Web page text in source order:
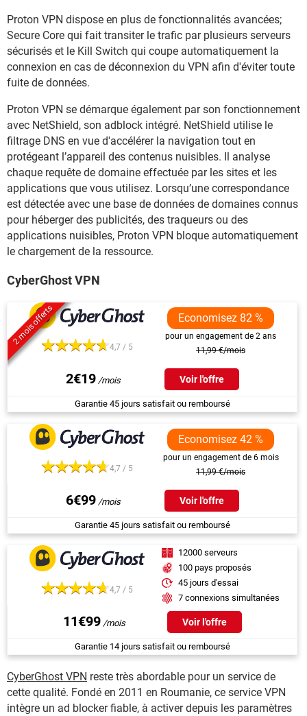
Proton VPN dispose en plus de fonctionnalités avancées;
Secure Core qui fait transiter le trafic par plusieurs serveurs
sécurisés et le Kill Switch qui coupe automatiquement la
connexion en cas de déconnexion du VPN afin d'éviter toute
fuite de données.
Proton VPN se démarque également par son fonctionnement
avec NetShield, son adblock intégré. NetShield utilise le
filtrage DNS en vue d'accélérer la navigation tout en
protégeant l’appareil des contenus nuisibles. Il analyse
chaque requête de domaine effectuée par les sites et les
applications que vous utilisez. Lorsqu’une correspondance
est détectée avec une base de données de domaines connus
pour héberger des publicités, des traqueurs ou des
applications nuisibles, Proton VPN bloque automatiquement
le chargement de la ressource.
CyberGhost VPN
2 mois offerts
4,7 / 5
Economisez 82 %
pour un engagement de 2 ans
11,99 €/mois
2€19 Voir l'offre
Garantie 45 jours satisfait ou remboursé
4,7 / 5
Economisez 42 %
pour un engagement de 6 mois
11,99 €/mois
6€99 Voir l'offre
Garantie 45 jours satisfait ou remboursé
4,7 / 5
12000 serveurs
100 pays proposés
45 jours d'essai
7 connexions simultanées
11€99 Voir l'offre
Garantie 14 jours satisfait ou remboursé
CyberGhost VPN reste très abordable pour un service de
cette qualité. Fondé en 2011 en Roumanie, ce service VPN
intègre un ad blocker fiable, à activer depuis les paramètres